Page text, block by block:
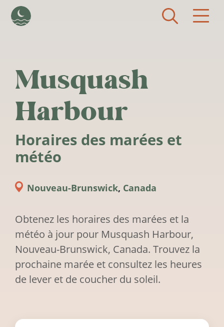
Musquash
Harbour
Horaires des marées et
météo
Nouveau-Brunswick, Canada
Obtenez les horaires des marées et la
météo à jour pour Musquash Harbour,
Nouveau-Brunswick, Canada. Trouvez la
prochaine marée et consultez les heures
de lever et de coucher du soleil.